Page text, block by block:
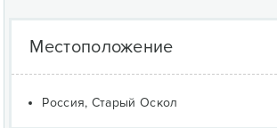
Местоположение
Россия, Старый Оскол